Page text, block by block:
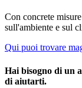
Con concrete
sull'ambiente e sul
Qui puoi trovare
Hai bisogno di un
di aiutarti.